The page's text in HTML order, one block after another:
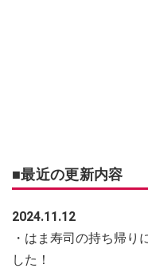
■最近の更新内容
2024.11.12
・はま寿司の持ち帰り
した！